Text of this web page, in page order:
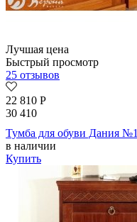
Лучшая цена
Быстрый просмотр
25 отзывов
22 810 Р
30 410
Тумба для обуви Дания №1
в наличии
Купить